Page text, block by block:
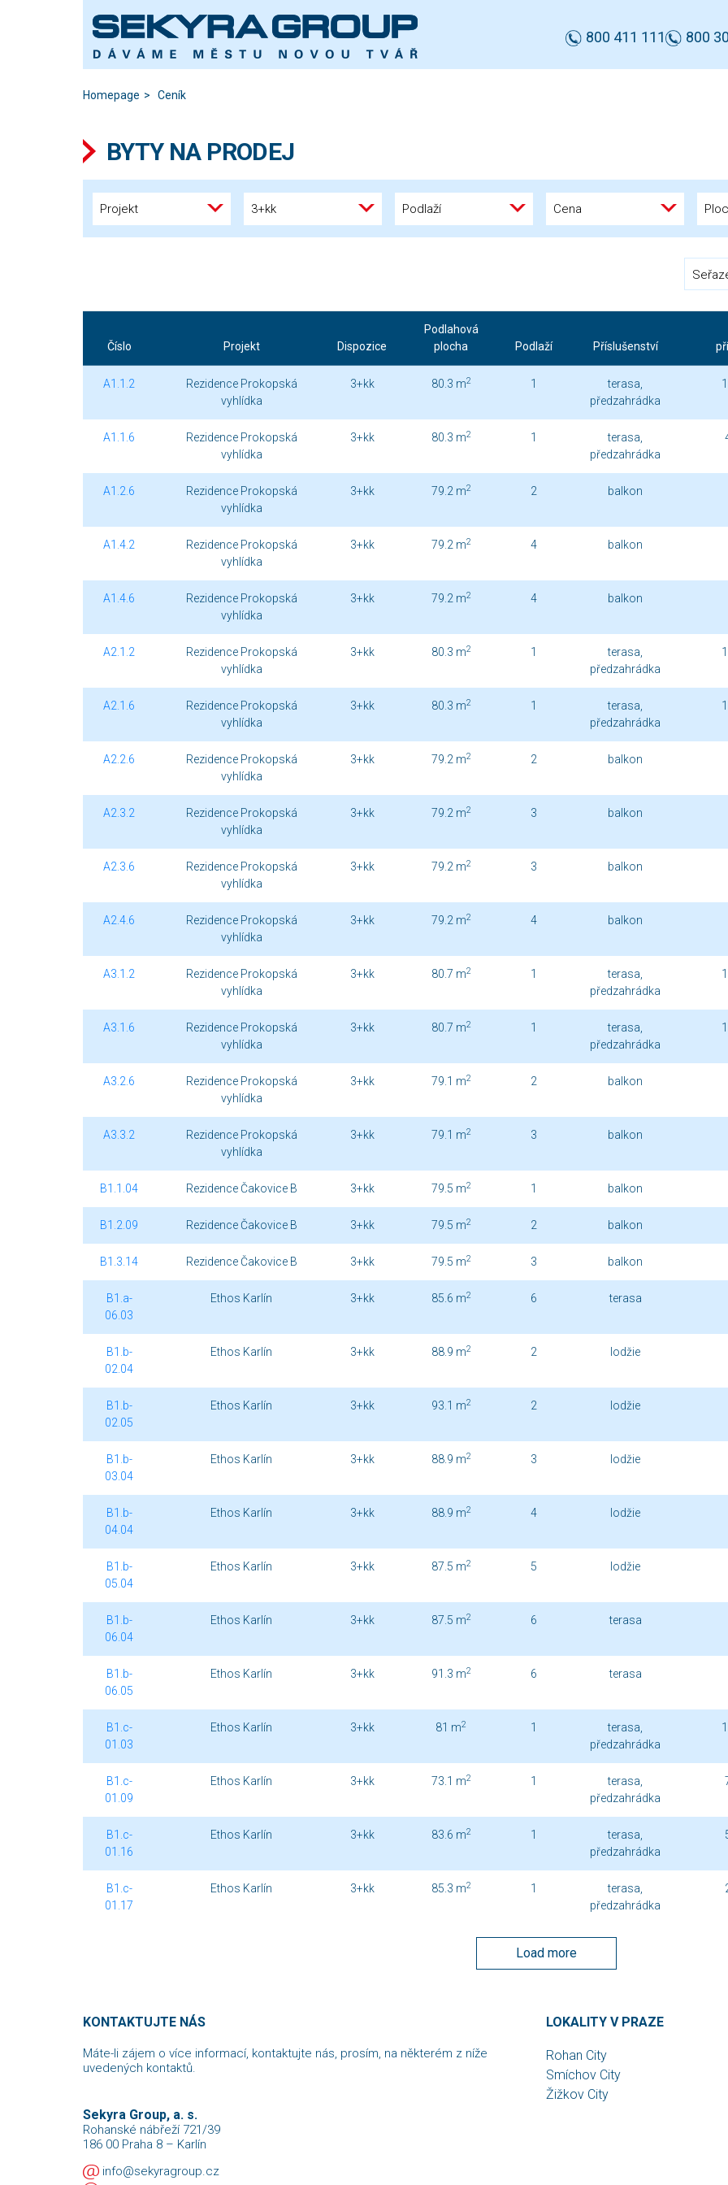
800 411 111 800
Homepage Ceník
BYTY NA PRODEJ
Projekt 3+kk Podlaží Cena
Číslo Projekt Dispozice
Podlahová
plocha
Podlaží Příslušenství
A1.1.2
Rezidence Prokopská
vyhlídka
3+kk 80.3 m2 1
terasa,
předzahrádka
A1.1.6
Rezidence Prokopská
vyhlídka
3+kk 80.3 m2 1
terasa,
předzahrádka
A1.2.6
Rezidence Prokopská
vyhlídka
3+kk 79.2 m2 2 balkon
A1.4.2
Rezidence Prokopská
vyhlídka
3+kk 79.2 m2 4 balkon
A1.4.6
Rezidence Prokopská
vyhlídka
3+kk 79.2 m2 4 balkon
A2.1.2
Rezidence Prokopská
vyhlídka
3+kk 80.3 m2 1
terasa,
předzahrádka
A2.1.6
Rezidence Prokopská
vyhlídka
3+kk 80.3 m2 1
terasa,
předzahrádka
A2.2.6
Rezidence Prokopská
vyhlídka
3+kk 79.2 m2 2 balkon
A2.3.2
Rezidence Prokopská
vyhlídka
3+kk 79.2 m2 3 balkon
A2.3.6
Rezidence Prokopská
vyhlídka
3+kk 79.2 m2 3 balkon
A2.4.6
Rezidence Prokopská
vyhlídka
3+kk 79.2 m2 4 balkon
A3.1.2
Rezidence Prokopská
vyhlídka
3+kk 80.7 m2 1
terasa,
předzahrádka
A3.1.6
Rezidence Prokopská
vyhlídka
3+kk 80.7 m2 1
terasa,
předzahrádka
A3.2.6
Rezidence Prokopská
vyhlídka
3+kk 79.1 m2 2 balkon
A3.3.2
Rezidence Prokopská
vyhlídka
3+kk 79.1 m2 3 balkon
B1.1.04 Rezidence Čakovice B 3+kk 79.5 m2 1 balkon
B1.2.09 Rezidence Čakovice B 3+kk 79.5 m2 2 balkon
B1.3.14 Rezidence Čakovice B 3+kk 79.5 m2 3 balkon
B1.a-
06.03
Ethos Karlín 3+kk 85.6 m2 6 terasa
B1.b-
02.04
Ethos Karlín 3+kk 88.9 m2 2 lodžie
B1.b-
02.05
Ethos Karlín 3+kk 93.1 m2 2 lodžie
B1.b-
03.04
Ethos Karlín 3+kk 88.9 m2 3 lodžie
B1.b-
04.04
Ethos Karlín 3+kk 88.9 m2 4 lodžie
B1.b-
05.04
Ethos Karlín 3+kk 87.5 m2 5 lodžie
B1.b-
06.04
Ethos Karlín 3+kk 87.5 m2 6 terasa
B1.b-
06.05
Ethos Karlín 3+kk 91.3 m2 6 terasa
B1.c-
01.03
Ethos Karlín 3+kk 81 m2 1
terasa,
předzahrádka
B1.c-
01.09
Ethos Karlín 3+kk 73.1 m2 1
terasa,
předzahrádka
B1.c-
01.16
Ethos Karlín 3+kk 83.6 m2 1
terasa,
předzahrádka
B1.c-
01.17
Ethos Karlín 3+kk 85.3 m2 1
terasa,
předzahrádka
Load more
KONTAKTUJTE NÁS
Máte-li zájem o více informací, kontaktujte nás, prosím, na některém z níže
uvedených kontaktů.
Sekyra Group, a. s.
Rohanské nábřeží 721/39
186 00 Praha 8 – Karlín
info@sekyragroup.cz
LOKALITY V PRAZE
Rohan City
Smíchov City
Žižkov City